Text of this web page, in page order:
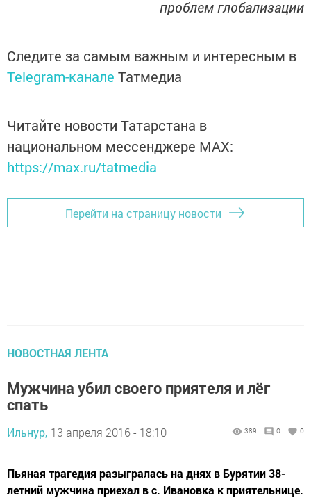
проблем глобализации
Следите за самым важным и интересным в
Telegram-канале Татмедиа
Читайте новости Татарстана в
национальном мессенджере MАХ:
https://max.ru/tatmedia
Перейти на страницу новости
НОВОСТНАЯ ЛЕНТА
Мужчина убил своего приятеля и лёг
спать
Ильнур, 13 апреля 2016 - 18:10 389 0 0
Пьяная трагедия разыгралась на днях в Бурятии 38-
летний мужчина приехал в с. Ивановка к приятельнице.